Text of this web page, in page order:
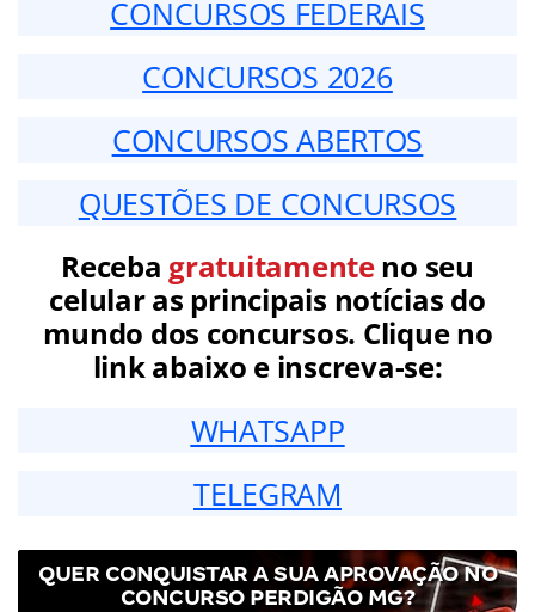
CONCURSOS FEDERAIS
CONCURSOS 2026
CONCURSOS ABERTOS
QUESTÕES DE CONCURSOS
Receba gratuitamenteno seu
celular as principais notícias do
mundo dos concursos. Clique no
link abaixo e inscreva-se:
WHATSAPP
TELEGRAM
QUER CONQUISTAR A SUA APROVAÇÃO NO
CONCURSO PERDIGÃO MG?